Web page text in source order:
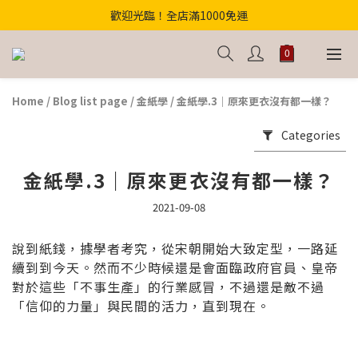
歡迎光臨！全店滿1000免運
歡迎光臨！全店滿1000免運
【首購優惠】結帳輸入"中元財庫168"滿千折百！
【獨家】中元轉運祕法2件省200
歡迎光臨！全店滿1000免運
Home / Blog list page /金紙學 /金紙學.3｜原來更衣沒有都一樣？
Categories
金紙學.3｜原來更衣沒有都一樣？
2021-09-08
說到紙錢，據學者考究，從宋朝開始大致定型，一路延
續到到今天。然而不少時候還是會面臨政府官員、皇帝
對於這些「不事生產」的行業感冒，不過還是敵不過
「信仰的力量」與民間的活力，直到現在。